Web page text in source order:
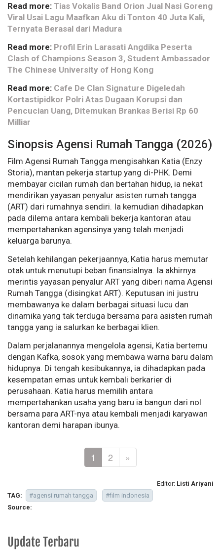
Read more: Tias Vokalis Band Orion Jual Nasi Goreng
Viral Usai Lagu Maafkan Aku di Tonton 40 Juta Kali,
Ternyata Berasal dari Madura
Read more: Profil Erin Larasati Angdika Peserta
Clash of Champions Season 3, Student Ambassador
The Chinese University of Hong Kong
Read more: Cafe De Clan Signature Digeledah
Kortastipidkor Polri Atas Dugaan Korupsi dan
Pencucian Uang, Ditemukan Brankas Berisi Rp 60
Milliar
Sinopsis Agensi Rumah Tangga (2026)
Film Agensi Rumah Tangga mengisahkan Katia (Enzy
Storia), mantan pekerja startup yang di-PHK. Demi
membayar cicilan rumah dan bertahan hidup, ia nekat
mendirikan yayasan penyalur asisten rumah tangga
(ART) dari rumahnya sendiri. Ia kemudian dihadapkan
pada dilema antara kembali bekerja kantoran atau
mempertahankan agensinya yang telah menjadi
keluarga barunya.
Setelah kehilangan pekerjaannya, Katia harus memutar
otak untuk menutupi beban finansialnya. Ia akhirnya
merintis yayasan penyalur ART yang diberi nama Agensi
Rumah Tangga (disingkat ART). Keputusan ini justru
membawanya ke dalam berbagai situasi lucu dan
dinamika yang tak terduga bersama para asisten rumah
tangga yang ia salurkan ke berbagai klien.
Dalam perjalanannya mengelola agensi, Katia bertemu
dengan Kafka, sosok yang membawa warna baru dalam
hidupnya. Di tengah kesibukannya, ia dihadapkan pada
kesempatan emas untuk kembali berkarier di
perusahaan. Katia harus memilih antara
mempertahankan usaha yang baru ia bangun dari nol
bersama para ART-nya atau kembali menjadi karyawan
kantoran demi harapan ibunya.
1 2 »
Editor: Listi Ariyani
TAG:
#agensi rumah tangga
#film indonesia
Source:
Update Terbaru